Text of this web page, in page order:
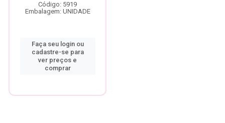
Código: 5919
Embalagem: UNIDADE
Faça seu login ou
cadastre-se para
ver preços e
comprar